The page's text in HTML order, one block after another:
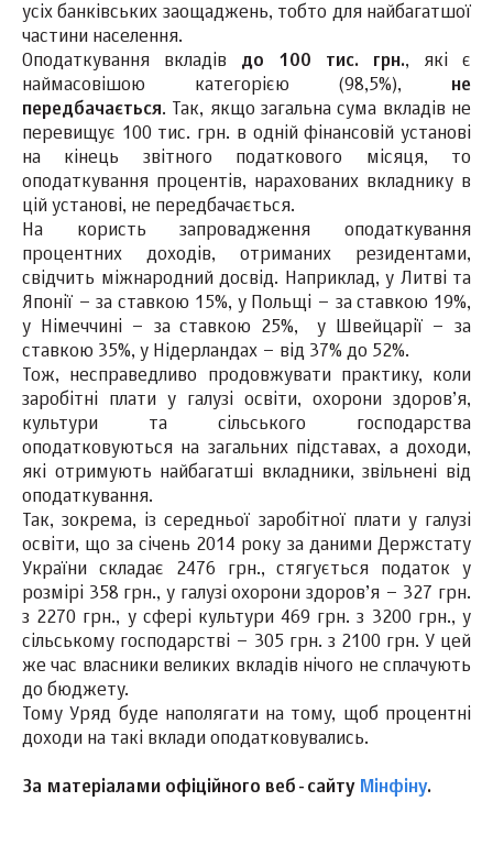
усіх банківських заощаджень, тобто для найбагатшої
частини населення.
Оподаткування вкладів до 100 тис. грн., які є
наймасовішою категорією (98,5%), не
передбачається. Так, якщо загальна сума вкладів не
перевищує 100 тис. грн. в одній фінансовій установі
на кінець звітного податкового місяця, то
оподаткування процентів, нарахованих вкладнику в
цій установі, не передбачається.
На користь запровадження оподаткування
процентних доходів, отриманих резидентами,
свідчить міжнародний досвід. Наприклад, у Литві та
Японії – за ставкою 15%, у Польщі – за ставкою 19%,
у Німеччині – за ставкою 25%, у Швейцарії – за
ставкою 35%, у Нідерландах – від 37% до 52%.
Тож, несправедливо продовжувати практику, коли
заробітні плати у галузі освіти, охорони здоров’я,
культури та сільського господарства
оподатковуються на загальних підставах, а доходи,
які отримують найбагатші вкладники, звільнені від
оподаткування.
Так, зокрема, із середньої заробітної плати у галузі
освіти, що за січень 2014 року за даними Держстату
України складає 2476 грн., стягується податок у
розмірі 358 грн., у галузі охорони здоров’я – 327 грн.
з 2270 грн., у сфері культури 469 грн. з 3200 грн., у
сільському господарстві – 305 грн. з 2100 грн. У цей
же час власники великих вкладів нічого не сплачують
до бюджету.
Тому Уряд буде наполягати на тому, щоб процентні
доходи на такі вклади оподатковувались.
За матеріалами офіційного веб-сайту Мінфіну.